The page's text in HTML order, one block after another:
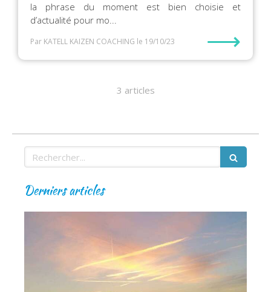
la phrase du moment est bien choisie et
d’actualité pour mo...
Par KATELL KAIZEN COACHING le 19/10/23 ⟶
3 articles
Rechercher
Derniers articles